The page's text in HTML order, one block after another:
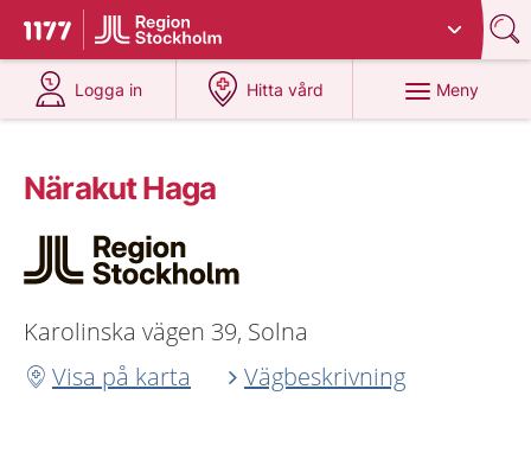
Till startsidan för 1177
Du har valt region
Logga in
på 1177.se
Hitta vård
på 1177.se
Meny
Närakut Haga
Karolinska vägen 39, Solna
Visa på karta
Vägbeskrivning